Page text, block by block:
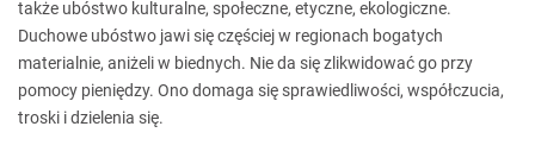
także ubóstwo kulturalne, społeczne, etyczne, ekologiczne.
Duchowe ubóstwo jawi się częściej w regionach bogatych
materialnie, aniżeli w biednych. Nie da się zlikwidować go przy
pomocy pieniędzy. Ono domaga się sprawiedliwości, współczucia,
troski i dzielenia się.